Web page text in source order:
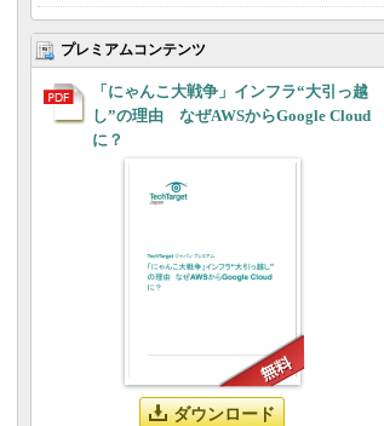
プレミアムコンテンツ
「にゃんこ大戦争」インフラ“大引っ越
し”の理由 なぜAWSからGoogle Cloud
に？
ダウンロード